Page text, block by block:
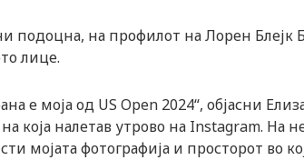
подоцна, на профилот на Лорен Блејк
лице.
е моја од US Open 2024“, објасни
која налетав утрово на Instagram. На
мојата фотографија и просторот во